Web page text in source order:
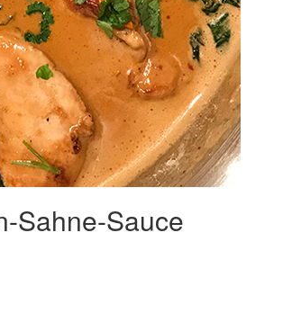
Sahne-Sauce